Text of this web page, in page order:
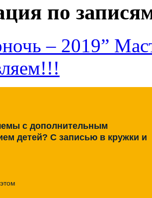
по
– 2019”
с дополнительным
детей? С записью в кружки и